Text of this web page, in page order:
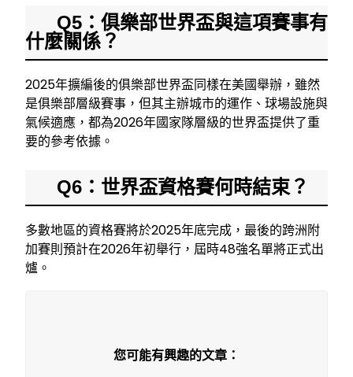
Q5：俱樂部世界盃與這項賽事有
什麼關係？
2025年擴編後的俱樂部世界盃同樣在美國舉辦，雖然
是俱樂部層級賽事，但其主辦城市的運作、球場設施與
氣候適應，都為2026年國家隊層級的世界盃提供了重
要的參考依據。
Q6：世界盃資格賽何時結束？
多數地區的資格賽將於2025年底完成，最後的跨洲附
加賽則預計在2026年初舉行，屆時48強名單將正式出
爐。
您可能有興趣的文章：